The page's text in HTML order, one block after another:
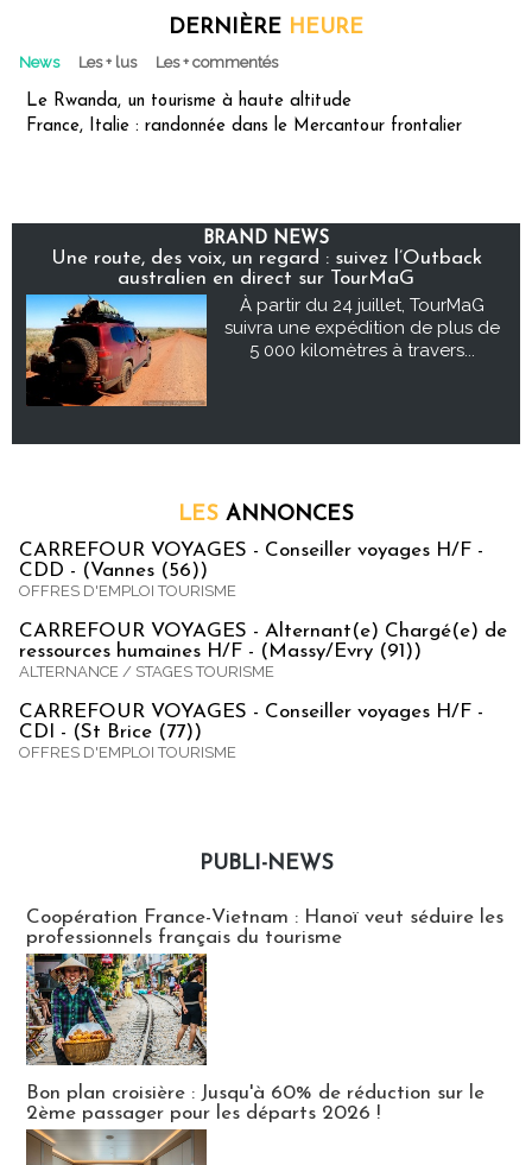
DERNIÈRE HEURE
News Les + lus Les + commentés
Le Rwanda, un tourisme à haute altitude
France, Italie : randonnée dans le Mercantour frontalier
BRAND NEWS
Une route, des voix, un regard : suivez l’Outback
australien en direct sur TourMaG
À partir du 24 juillet, TourMaG
suivra une expédition de plus de
5 000 kilomètres à travers...
LES ANNONCES
CARREFOUR VOYAGES - Conseiller voyages H/F -
CDD - (Vannes (56))
OFFRES D'EMPLOI TOURISME
CARREFOUR VOYAGES - Alternant(e) Chargé(e) de
ressources humaines H/F - (Massy/Evry (91))
ALTERNANCE / STAGES TOURISME
CARREFOUR VOYAGES - Conseiller voyages H/F -
CDI - (St Brice (77))
OFFRES D'EMPLOI TOURISME
PUBLI-NEWS
Coopération France-Vietnam : Hanoï veut séduire les
professionnels français du tourisme
Bon plan croisière : Jusqu'à 60% de réduction sur le
2ème passager pour les départs 2026 !